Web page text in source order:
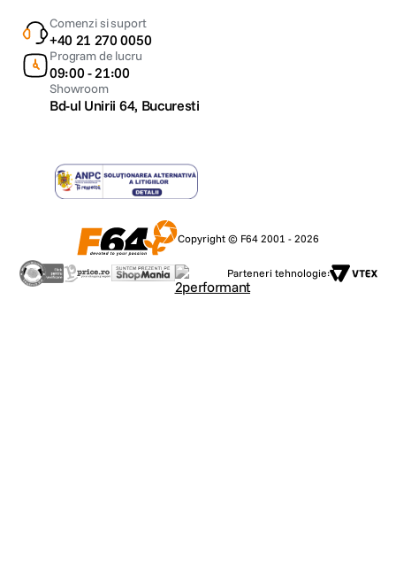
Comenzi si suport
+40 21 270 0050
Program de lucru
09:00 - 21:00
Showroom
Bd-ul Unirii 64, Bucuresti
Copyright © F64 2001 - 2026
Parteneri tehnologie: